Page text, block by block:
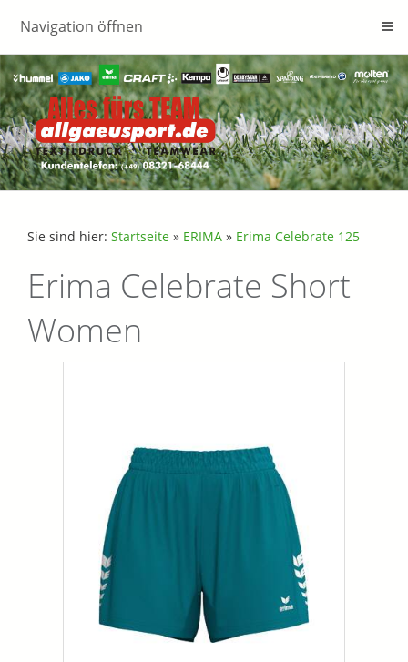
Navigation öffnen
Sie sind hier: Startseite » ERIMA » Erima Celebrate 125
Erima Celebrate Short
Women